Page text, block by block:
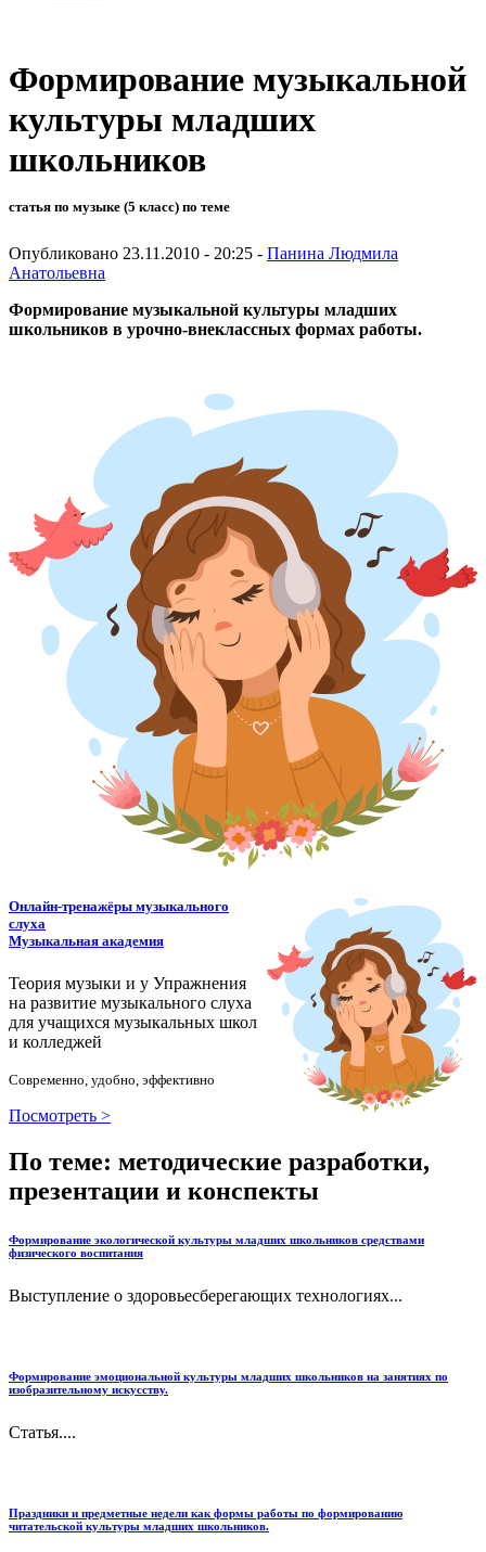
Формирование музыкальной
культуры младших
школьников
статья по музыке (5 класс) по теме
Опубликовано 23.11.2010 - 20:25 - Панина Людмила
Анатольевна
Формирование музыкальной культуры младших
школьников в урочно-внеклассных формах работы.
Онлайн-тренажёры музыкального
слуха
Музыкальная академия
Теория музыки и у Упражнения
на развитие музыкального слуха
для учащихся музыкальных школ
и колледжей
Современно, удобно, эффективно
Посмотреть >
По теме: методические разработки,
презентации и конспекты
Формирование экологической культуры младших школьников средствами
физического воспитания
Выступление о здоровьесберегающих технологиях...
Формирование эмоциональной культуры младших школьников на занятиях по
изобразительному искусству.
Статья....
Праздники и предметные недели как формы работы по формированию
читательской культуры младших школьников.